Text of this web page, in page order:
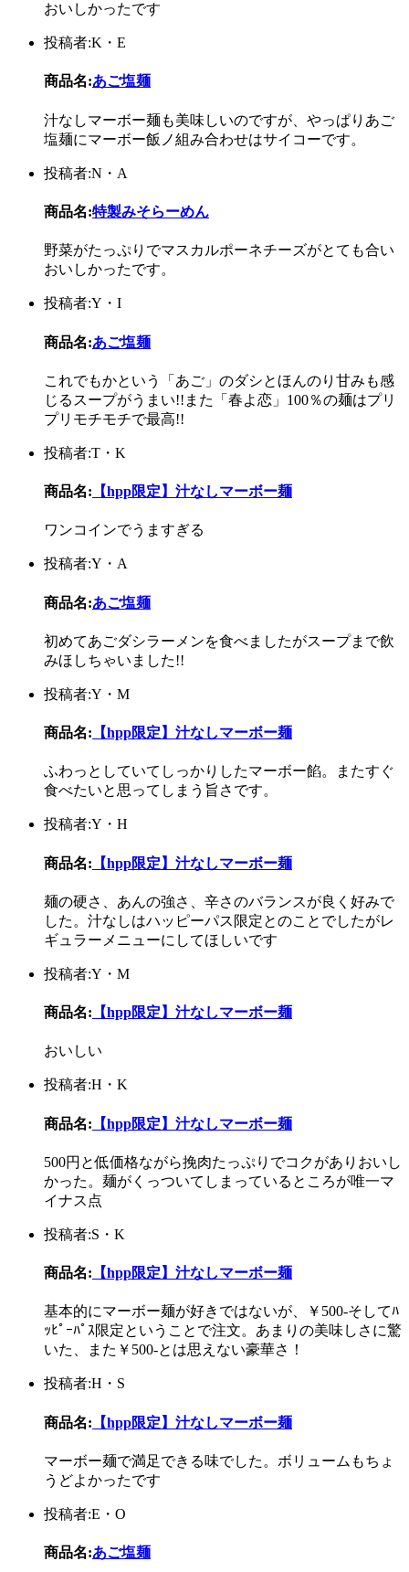
おいしかったです
投稿者:K・E
商品名:あご塩麺
汁なしマーボー麺も美味しいのですが、やっぱりあご
塩麺にマーボー飯ノ組み合わせはサイコーです。
投稿者:N・A
商品名:特製みそらーめん
野菜がたっぷりでマスカルポーネチーズがとても合い
おいしかったです。
投稿者:Y・I
商品名:あご塩麺
これでもかという「あご」のダシとほんのり甘みも感
じるスープがうまい!!また「春よ恋」100％の麺はプリ
プリモチモチで最高!!
投稿者:T・K
商品名: 【hpp限定】汁なしマーボー麺
ワンコインでうますぎる
投稿者:Y・A
商品名:あご塩麺
初めてあごダシラーメンを食べましたがスープまで飲
みほしちゃいました!!
投稿者:Y・M
商品名: 【hpp限定】汁なしマーボー麺
ふわっとしていてしっかりしたマーボー餡。またすぐ
食べたいと思ってしまう旨さです。
投稿者:Y・H
商品名: 【hpp限定】汁なしマーボー麺
麺の硬さ、あんの強さ、辛さのバランスが良く好みで
した。汁なしはハッピーパス限定とのことでしたがレ
ギュラーメニューにしてほしいです
投稿者:Y・M
商品名: 【hpp限定】汁なしマーボー麺
おいしい
投稿者:H・K
商品名: 【hpp限定】汁なしマーボー麺
500円と低価格ながら挽肉たっぷりでコクがありおいし
かった。麺がくっついてしまっているところが唯一マ
イナス点
投稿者:S・K
商品名: 【hpp限定】汁なしマーボー麺
基本的にマーボー麺が好きではないが、￥500-そしてﾊ
ｯﾋﾟｰﾊﾟｽ限定ということで注文。あまりの美味しさに驚
いた、また￥500-とは思えない豪華さ！
投稿者:H・S
商品名: 【hpp限定】汁なしマーボー麺
マーボー麺で満足できる味でした。ボリュームもちょ
うどよかったです
投稿者:E・O
商品名:あご塩麺